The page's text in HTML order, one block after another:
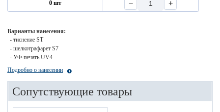
0 шт − +
Варианты нанесения:
- тиснение ST
- шелкотрафарет S7
- УФ-печать UV4
Подробно о нанесении
Сопутствующие товары